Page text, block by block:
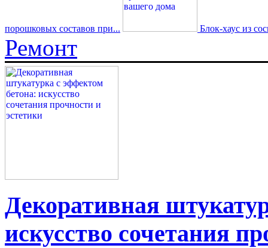
порошковых составов при... Блок-хаус из
Ремонт
Декоративная
искусство сочетания